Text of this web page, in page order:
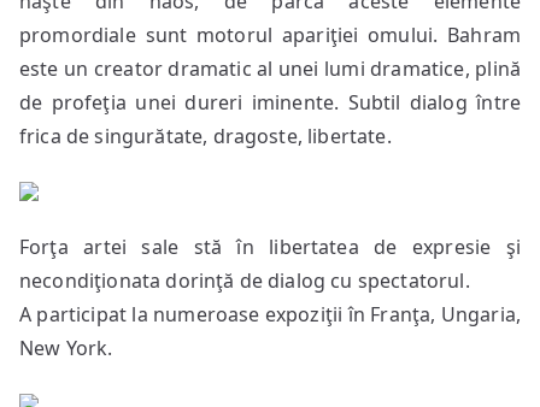
promordiale sunt motorul apariţiei omului. Bahram
este un creator dramatic al unei lumi dramatice, plină
de profeţia unei dureri iminente. Subtil dialog între
frica de singurătate, dragoste, libertate.
Forţa artei sale stă în libertatea de expresie şi
necondiţionata dorinţă de dialog cu spectatorul.
A participat la numeroase expoziţii în Franţa, Ungaria,
New York.